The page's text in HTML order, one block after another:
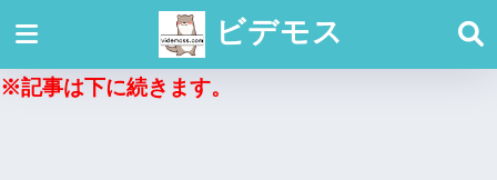
ビデモス
※記事は下に続きます。